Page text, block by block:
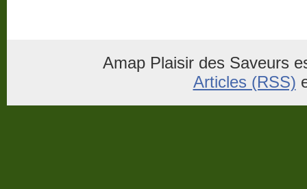
Amap Plaisir des Saveurs
Articles (RSS)